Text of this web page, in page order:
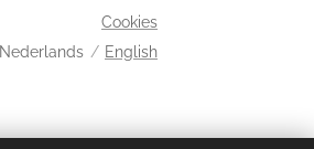
Cookies
Nederlands English